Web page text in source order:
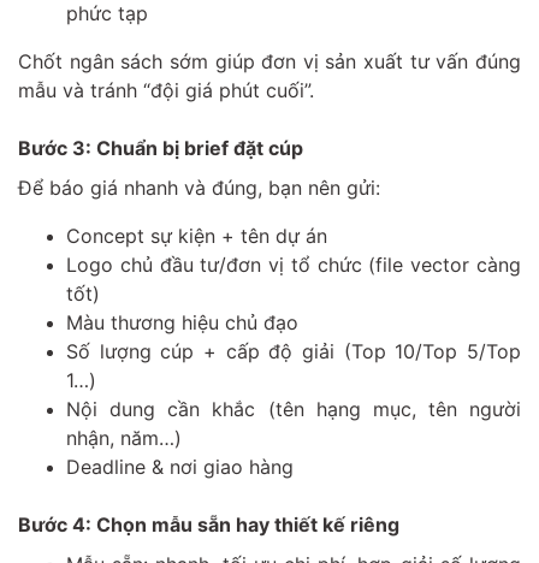
phức tạp
Chốt ngân sách sớm giúp đơn vị sản xuất tư vấn đúng
mẫu và tránh “đội giá phút cuối”.
Bước 3: Chuẩn bị brief đặt cúp
Để báo giá nhanh và đúng, bạn nên gửi:
Concept sự kiện + tên dự án
Logo chủ đầu tư/đơn vị tổ chức (file vector càng
tốt)
Màu thương hiệu chủ đạo
Số lượng cúp + cấp độ giải (Top 10/Top 5/Top
1…)
Nội dung cần khắc (tên hạng mục, tên người
nhận, năm…)
Deadline & nơi giao hàng
Bước 4: Chọn mẫu sẵn hay thiết kế riêng